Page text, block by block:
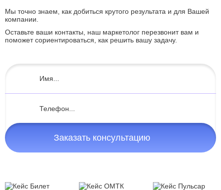
Мы точно знаем, как добиться крутого результата и для Вашей
компании.
Оставьте ваши контакты, наш маркетолог перезвонит вам и
поможет сориентироваться, как решить вашу задачу.
Заказать консультацию